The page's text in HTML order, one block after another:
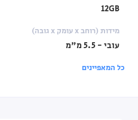
12GB
מידות (רוחב x עומק x גובה)
עובי - 5.5 מ"מ
כל המאפיינים